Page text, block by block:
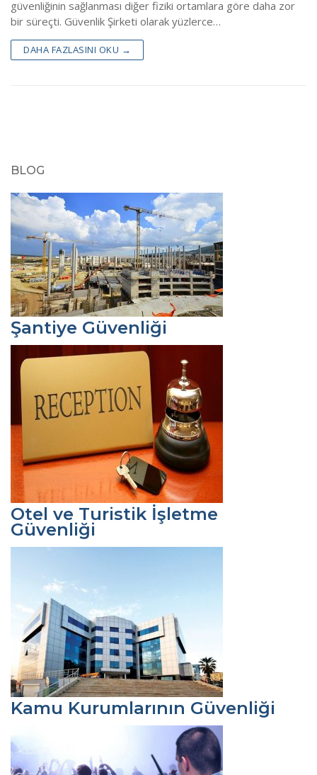
Sınav Sonuçları(Yenileme)
Özel Güvenlik Mevzuatı
güvenliğinin sağlanması diğer fiziki ortamlara göre daha zor
bir süreçti. Güvenlik Şirketi olarak yüzlerce…
DAHA FAZLASINI OKU →
BLOG
Şantiye Güvenliği
Otel ve Turistik İşletme
Güvenliği
Kamu Kurumlarının Güvenliği